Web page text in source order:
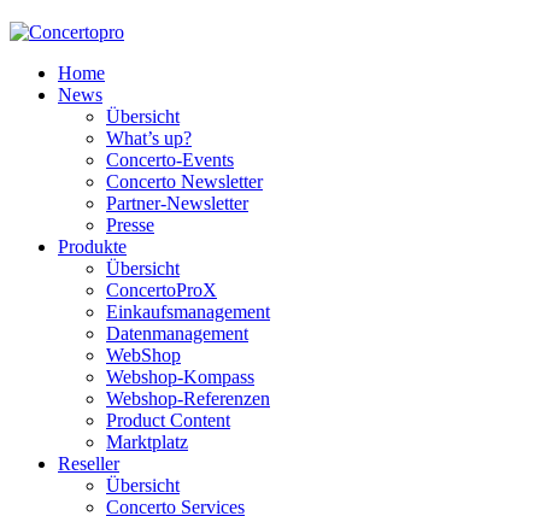
Home
News
Übersicht
What’s up?
Concerto-Events
Concerto Newsletter
Partner-Newsletter
Presse
Produkte
Übersicht
ConcertoProX
Einkaufsmanagement
Datenmanagement
WebShop
Webshop-Kompass
Webshop-Referenzen
Product Content
Marktplatz
Reseller
Übersicht
Concerto Services